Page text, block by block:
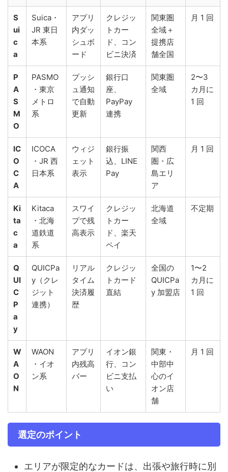
S
ui
c
a
Suica・
JR 東日
本系
アプリ
内ダッ
シュボ
ード
クレジッ
トカー
ド、コン
ビニ決済
関東圏
全域＋
提携店
舗全国
月 1 回
P
A
S
M
O
PASMO
・東京
メトロ
系
プッシ
ュ通知
で自動
更新
銀行口
座、
PayPay
連携
関東圏
全域
2〜3
カ月に
1 回
IC
O
C
A
ICOCA
・JR 西
日本系
ウィジ
ェット
表示
銀行振
込、LINE
Pay
関西
圏・広
島エリ
ア
月 1 回
Ki
ta
c
a
Kitaca
・北海
道鉄道
系
スワイ
プで残
高表示
クレジッ
トカー
ド、楽天
ペイ
北海道
全域
不定期
Q
UI
C
P
a
y
QUICPa
y（クレ
ジット
連携）
リアル
タイム
決済履
歴
クレジッ
トカード
直結
全国の
QUICPa
y 加盟店
1〜2
カ月に
1 回
W
A
O
N
WAON
・イオ
ン系
アプリ
内残高
バー
イオン銀
行、コン
ビニ支払
い
関東・
中部中
心のイ
オン店
舗
月 1 回
選定のポイント
エリアが限定的なカードは、出張や旅行時に別